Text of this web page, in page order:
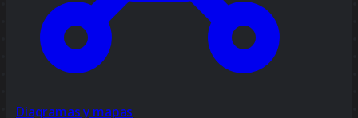
Diagramas y mapas